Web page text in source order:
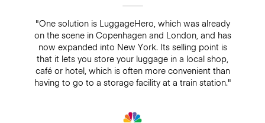
"One solution is LuggageHero, which was already
on the scene in Copenhagen and London, and has
now expanded into New York. Its selling point is
that it lets you store your luggage in a local shop,
café or hotel, which is often more convenient than
having to go to a storage facility at a train station."